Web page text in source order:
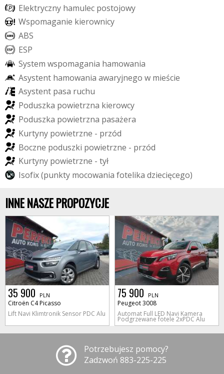
Elektryczny hamulec postojowy
Wspomaganie kierownicy
ABS
ESP
System wspomagania hamowania
Asystent hamowania awaryjnego w mieście
Asystent pasa ruchu
Poduszka powietrzna kierowcy
Poduszka powietrzna pasażera
Kurtyny powietrzne - przód
Boczne poduszki powietrzne - przód
Kurtyny powietrzne - tył
Isofix(punkty mocowania fotelika dziecięcego)
INNE NASZE PROPOZYCJE
35 900 PLN
Citroën C4 Picasso
Lift Navi Klimtronik Sensor PDC Alu
75 900 PLN
Peugeot 3008
Automat Full LED Navi Kamera
Podgrzewane fotele 2xPDC Alu
Potrzebujesz pomocy?
Zadzwoń 883-225-225